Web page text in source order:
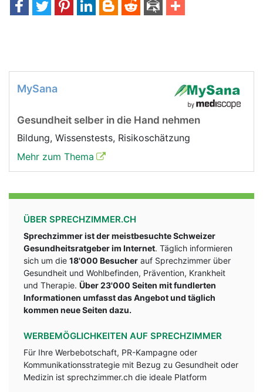
MySana
Gesundheit selber in die Hand nehmen
Bildung, Wissenstests, Risikoschätzung
Mehr zum Thema
ÜBER SPRECHZIMMER.CH
Sprechzimmer ist der meistbesuchte Schweizer
Gesundheitsratgeber im Internet. Täglich informieren
sich um die 18'000 Besucher auf Sprechzimmer über
Gesundheit und Wohlbefinden, Prävention, Krankheit
und Therapie. Über 23'000 Seiten mit fundlerten
Informationen umfasst das Angebot und täglich
kommen neue Seiten dazu.
WERBEMÖGLICHKEITEN AUF SPRECHZIMMER
Für Ihre Werbebotschaft, PR-Kampagne oder
Kommunikationsstrategie mit Bezug zu Gesundheit oder
Medizin ist sprechzimmer.ch die ideale Platform